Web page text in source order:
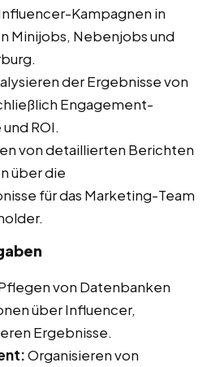
Kampagnen in
Minijobs, Nebenjobs und
der Ergebnisse von
Engagement-
ROI.
von detaillierten Berichten
über die
für das Marketing-Team
von Datenbanken
über Influencer,
Ergebnisse.
Organisieren von